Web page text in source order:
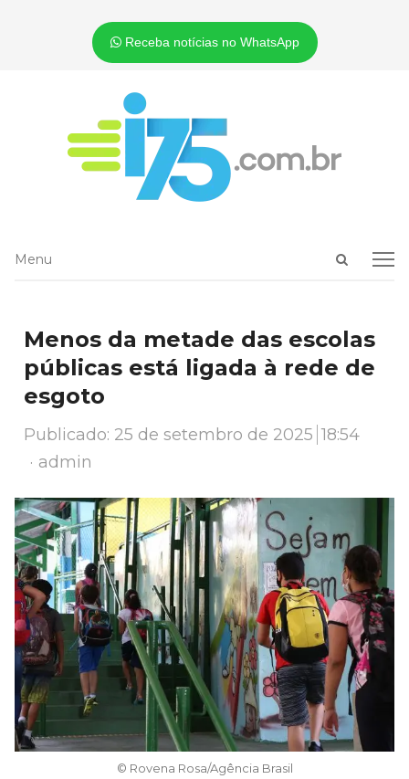
Receba notícias no WhatsApp
Open
Menu
Menu
Menos da metade das escolas
públicas está ligada à rede de
esgoto
Publicado: 25 de setembro de 2025 18:54
Author
admin
© Rovena Rosa/Agência Brasil